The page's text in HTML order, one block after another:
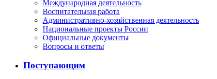
Международная деятельность
Воспитательная работа
Административно-хозяйственная деятельность
Национальные проекты России
Официальные документы
Вопросы и ответы
Поступающим